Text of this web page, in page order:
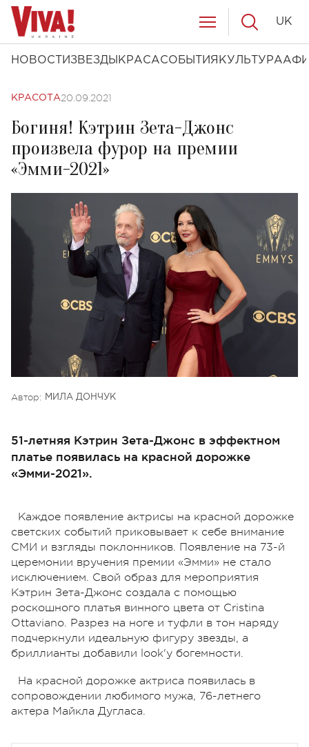
НОВОСТИ ЗВЕЗДЫ КРАСАСОБЫТИЯ КУЛЬТУРА
UK
КРАСОТА20.09.2021
Богиня! Кэтрин Зета-Джонс
произвела фурор на премии
«Эмми-2021»
Автор: МИЛА ДОНЧУК
51-летняя Кэтрин Зета-Джонс в эффектном
платье появилась на красной дорожке
«Эмми-2021».
Каждое появление актрисы на красной дорожке
светских событий приковывает к себе внимание
СМИ и взгляды поклонников. Появление на 73-й
церемонии вручения премии «Эмми» не стало
исключением. Свой образ для мероприятия
Кэтрин Зета-Джонс создала с помощью
роскошного платья винного цвета от Cristina
Ottaviano. Разрез на ноге и туфли в тон наряду
подчеркнули идеальную фигуру звезды, а
бриллианты добавили look'у богемности.
На красной дорожке актриса появилась в
сопровождении любимого мужа, 76-летнего
актера Майкла Дугласа.